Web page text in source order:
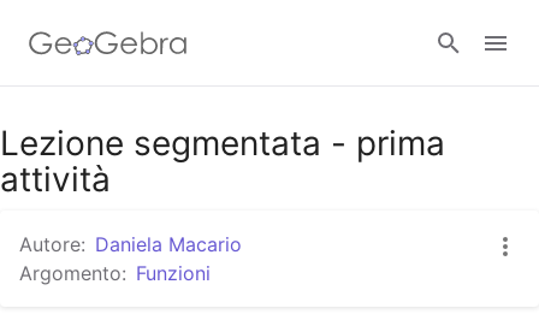
Google Classroom
Lezione segmentata - prima
attività
Autore: Daniela Macario
Argomento: Funzioni